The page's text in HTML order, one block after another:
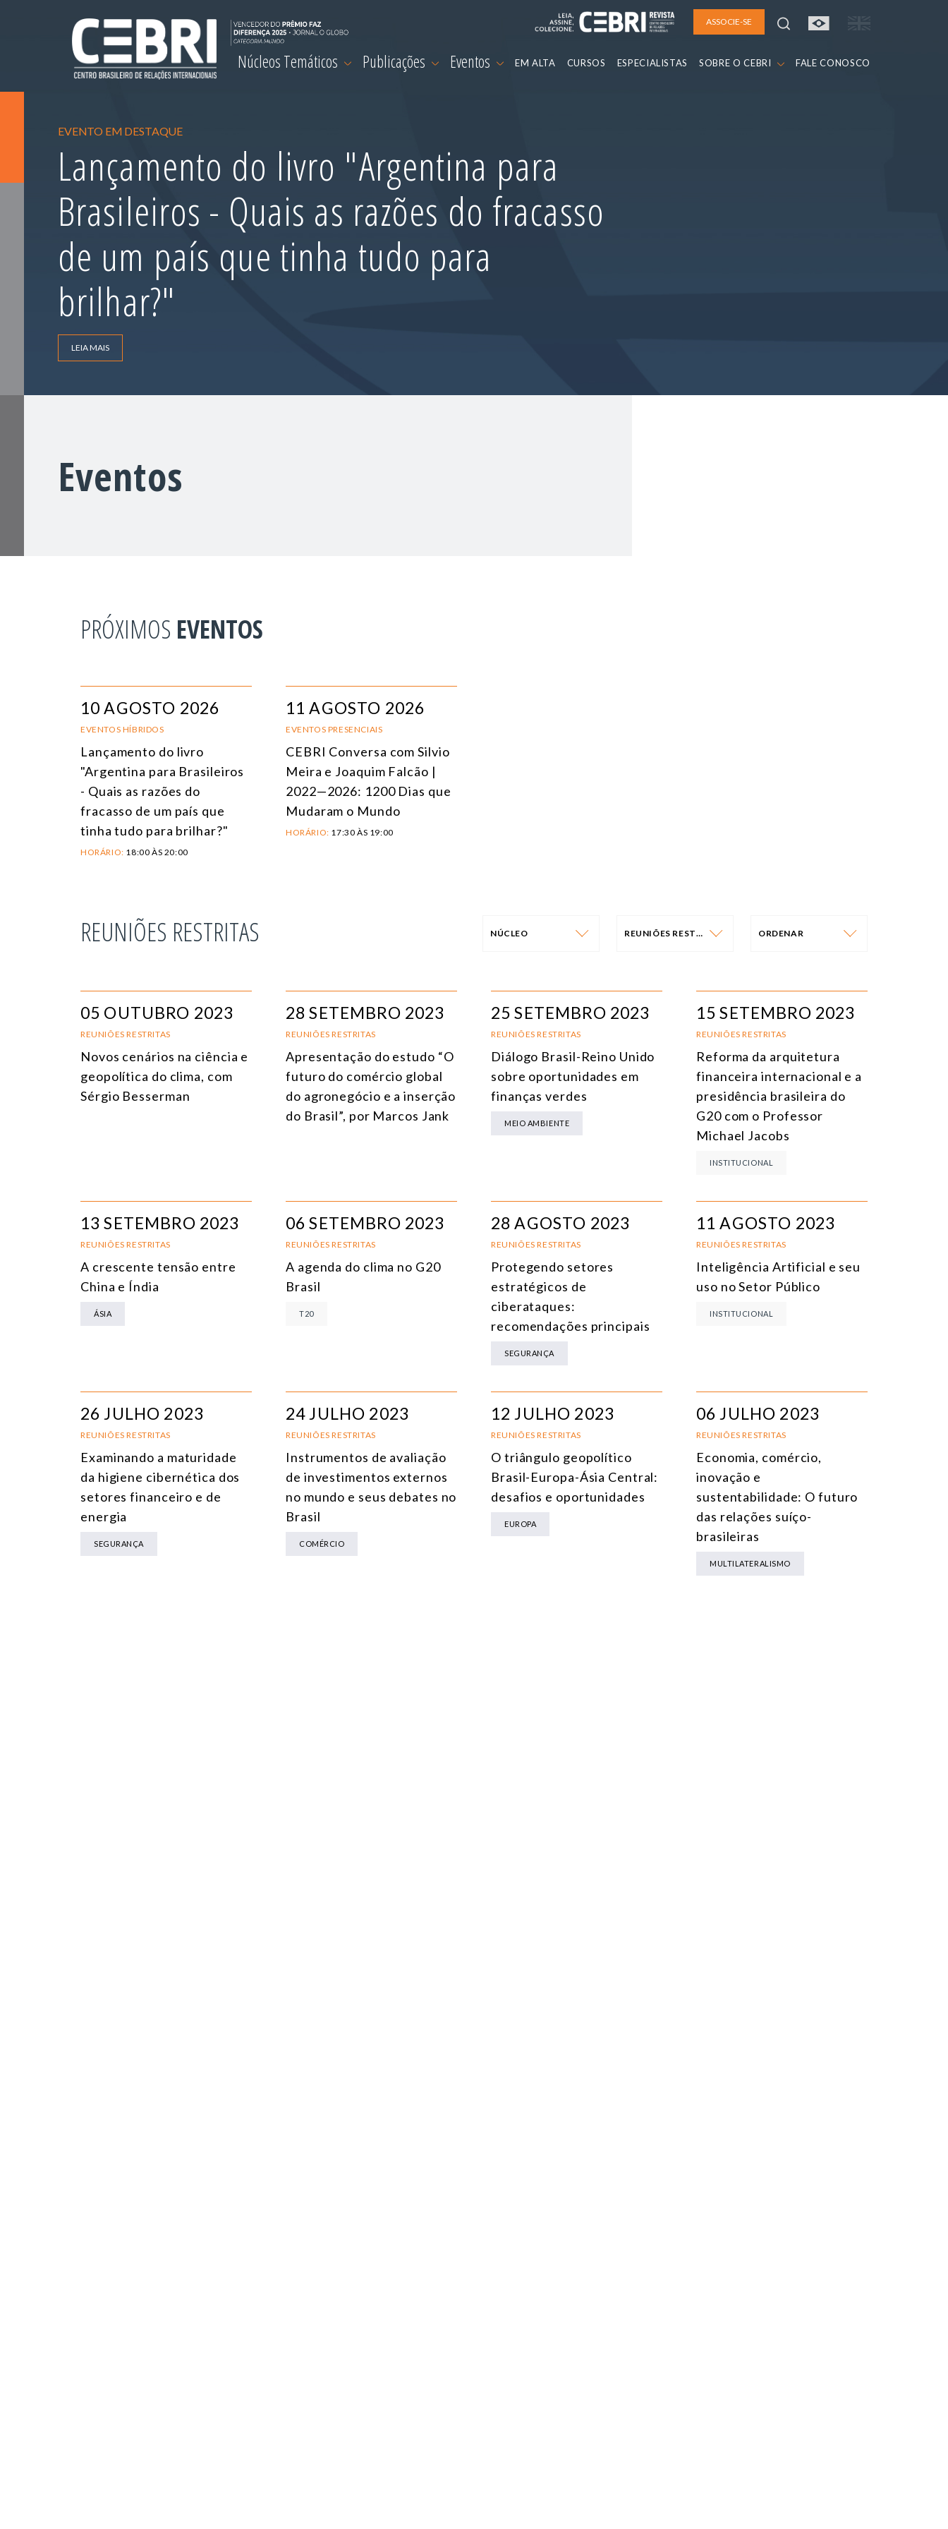
ASSOCIE-SE
Núcleos Temáticos Publicações Eventos EM ALTA CURSOS ESPECIALISTAS SOBRE O CEBRI FALE CONOSCO
EVENTO EM DESTAQUE
Lançamento do livro "Argentina para
Brasileiros - Quais as razões do fracasso
de um país que tinha tudo para
brilhar?"
LEIA MAIS
Eventos
PRÓXIMOS EVENTOS
10 AGOSTO 2026
EVENTOS HÍBRIDOS
Lançamento do livro
"Argentina para Brasileiros
- Quais as razões do
fracasso de um país que
tinha tudo para brilhar?"
HORÁRIO: 18:00 ÀS 20:00
11 AGOSTO 2026
EVENTOS PRESENCIAIS
CEBRI Conversa com Silvio
Meira e Joaquim Falcão |
2022—2026: 1200 Dias que
Mudaram o Mundo
HORÁRIO: 17:30 ÀS 19:00
REUNIÕES RESTRITAS NÚCLEO
AMÉRICA DO SUL
ÁSIA
CULTURA E RELAÇÕES INTERNACIONAIS
DEFESA E SEGURANÇA INTERNACIONAL
ENERGIA
REUNIÕES RESTRITAS
CONFERÊNCIAS
TODOS OS EVENTOS
ORDENAR
TEMA
05 OUTUBRO 2023
REUNIÕES RESTRITAS
Novos cenários na ciência e
geopolítica do clima, com
Sérgio Besserman
28 SETEMBRO 2023
REUNIÕES RESTRITAS
Apresentação do estudo “O
futuro do comércio global
do agronegócio e a inserção
do Brasil”, por Marcos Jank
25 SETEMBRO 2023
REUNIÕES RESTRITAS
Diálogo Brasil-Reino Unido
sobre oportunidades em
finanças verdes
MEIO AMBIENTE
15 SETEMBRO 2023
REUNIÕES RESTRITAS
Reforma da arquitetura
financeira internacional e a
presidência brasileira do
G20 com o Professor
Michael Jacobs
INSTITUCIONAL
13 SETEMBRO 2023
REUNIÕES RESTRITAS
A crescente tensão entre
China e Índia
ÁSIA
06 SETEMBRO 2023
REUNIÕES RESTRITAS
A agenda do clima no G20
Brasil
T20
28 AGOSTO 2023
REUNIÕES RESTRITAS
Protegendo setores
estratégicos de
ciberataques:
recomendações principais
SEGURANÇA
11 AGOSTO 2023
REUNIÕES RESTRITAS
Inteligência Artificial e seu
uso no Setor Público
INSTITUCIONAL
26 JULHO 2023
REUNIÕES RESTRITAS
Examinando a maturidade
da higiene cibernética dos
setores financeiro e de
energia
SEGURANÇA
24 JULHO 2023
REUNIÕES RESTRITAS
Instrumentos de avaliação
de investimentos externos
no mundo e seus debates no
Brasil
COMÉRCIO
12 JULHO 2023
REUNIÕES RESTRITAS
O triângulo geopolítico
Brasil-Europa-Ásia Central:
desafios e oportunidades
EUROPA
06 JULHO 2023
REUNIÕES RESTRITAS
Economia, comércio,
inovação e
sustentabilidade: O futuro
das relações suíço-
brasileiras
MULTILATERALISMO